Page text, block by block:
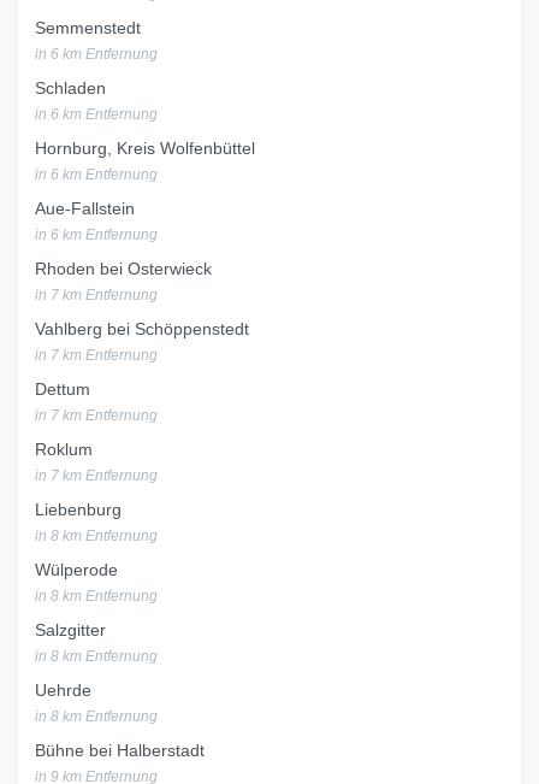
Semmenstedt
in 6 km Entfernung
Schladen
in 6 km Entfernung
Hornburg, Kreis Wolfenbüttel
in 6 km Entfernung
Aue-Fallstein
in 6 km Entfernung
Rhoden bei Osterwieck
in 7 km Entfernung
Vahlberg bei Schöppenstedt
in 7 km Entfernung
Dettum
in 7 km Entfernung
Roklum
in 7 km Entfernung
Liebenburg
in 8 km Entfernung
Wülperode
in 8 km Entfernung
Salzgitter
in 8 km Entfernung
Uehrde
in 8 km Entfernung
Bühne bei Halberstadt
in 9 km Entfernung